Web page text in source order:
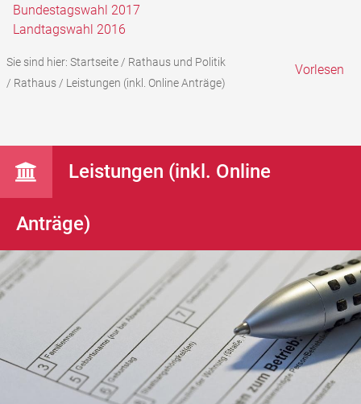
Bundestagswahl 2017
Landtagswahl 2016
Sie sind hier: Startseite/ Rathaus und Politik
/ Rathaus/ Leistungen (inkl. Online Anträge)
Vorlesen
Leistungen (inkl. Online
Anträge)